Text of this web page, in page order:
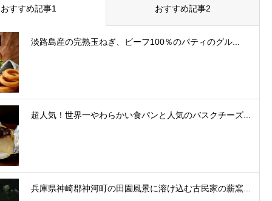
おすすめ記事1 おすすめ記事2
淡路島産の完熟玉ねぎ、ビーフ100％のパティのグル...
超人気！世界一やわらかい食パンと人気のバスクチーズ...
兵庫県神崎郡神河町の田園風景に溶け込む古民家の薪窯...